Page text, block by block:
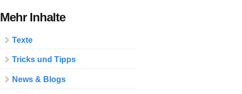
Mehr Inhalte
Texte
Tricks und Tipps
News & Blogs